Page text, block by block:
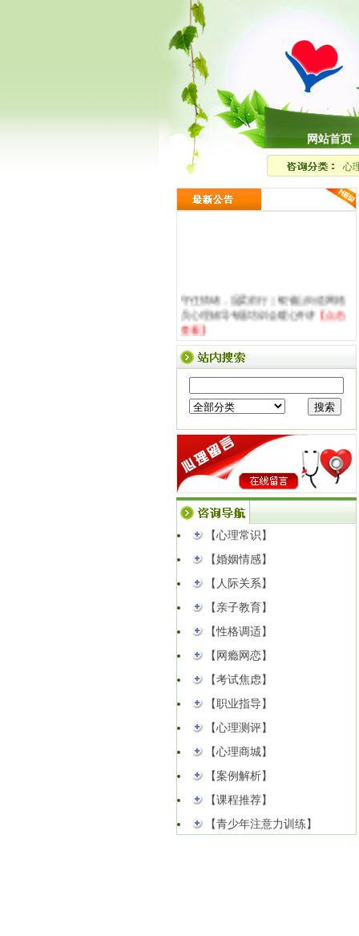
网站首页
心
守住情绪，温柔前行｜银雀山街道网格
员心理辅导专题培训会暖心开讲 【点击
查看】
真正的内心强大，是敢看见并接纳自己
的自卑与阴影【点击查看】
走进意象世界，读懂内在自我
【点击查
看】
方寸造景，安放心绪｜樱飞心理「爱作
坊」植物微景观疗愈沙龙招募【点击查
看】
公告｜临沂樱飞心理咨询中心成功获批
中国心理学会心理咨询师培训官方备案
资质... 【点击查看】
课堂圆满开讲！【点击查看】
【心理常识】
【婚姻情感】
【人际关系】
【亲子教育】
【性格调适】
【网瘾网恋】
【考试焦虑】
【职业指导】
【心理测评】
【心理商城】
【案例解析】
【课程推荐】
【青少年注意力训练】